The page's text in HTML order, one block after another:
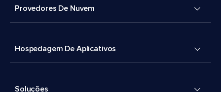
Provedores De Nuvem
Hospedagem De Aplicativos
Soluções